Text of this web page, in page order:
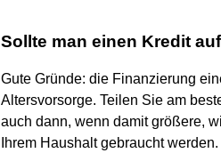
Sollte man einen Kredit
Gute Gründe: die Finanzierung
Altersvorsorge. Teilen Sie am
auch dann, wenn damit größere,
Ihrem Haushalt gebraucht werden.